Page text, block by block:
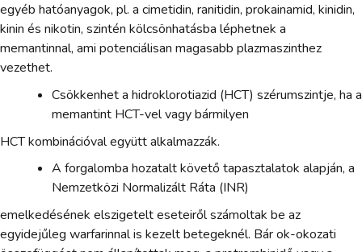
egyéb hatóanyagok, pl. a cimetidin, ranitidin, prokainamid, kinidin,
kinin és nikotin, szintén kölcsönhatásba léphetnek a
memantinnal, ami potenciálisan magasabb plazmaszinthez
vezethet.
Csökkenhet a hidroklorotiazid (HCT) szérumszintje, ha a
memantint HCT-vel vagy bármilyen
HCT kombinációval együtt alkalmazzák.
A forgalomba hozatalt követő tapasztalatok alapján, a
Nemzetközi Normalizált Ráta (INR)
emelkedésének elszigetelt eseteiről számoltak be az
egyidejűleg warfarinnal is kezelt betegeknél. Bár ok-okozati